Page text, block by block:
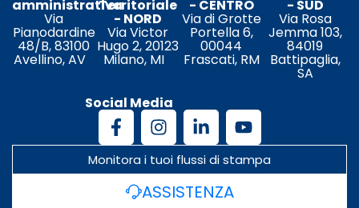
amministrativa
Via
Pianodardine
48/B, 83100
Avellino, AV
Territoriale
- NORD
Via Victor
Hugo 2, 20123
Milano, MI
- CENTRO
Via di Grotte
Portella 6,
00044
Frascati, RM
- SUD
Via Rosa
Jemma 103,
84019
Battipaglia,
SA
Social Media
Monitora i tuoi flussi di stampa
ASSISTENZA